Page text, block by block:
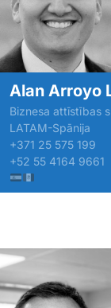
Alan Arroyo
Biznesa attīstības
LATAM-Spānija
+371 25 575 199
+52 55 4164 9661